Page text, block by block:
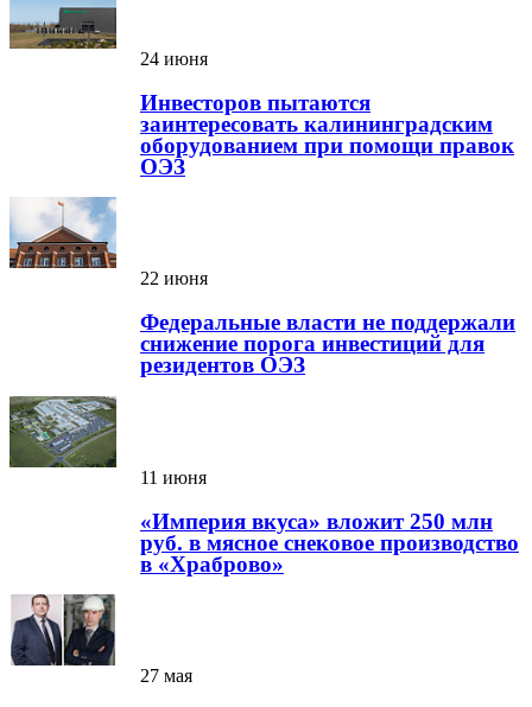
24 июня
Инвесторов пытаются
заинтересовать калининградским
оборудованием при помощи правок
ОЭЗ
22 июня
Федеральные власти не поддержали
снижение порога инвестиций для
резидентов ОЭЗ
11 июня
«Империя вкуса» вложит 250 млн
руб. в мясное снековое производство
в «Храброво»
27 мая